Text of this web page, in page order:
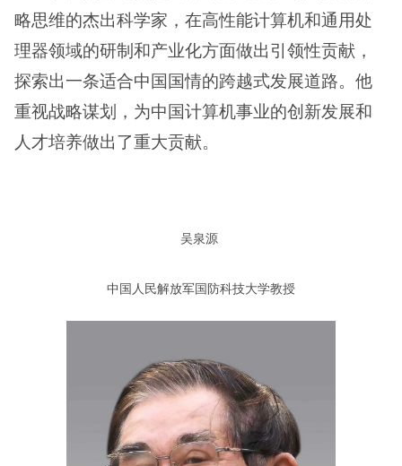
略思维的杰出科学家，在高性能计算机和通用处
理器领域的研制和产业化方面做出引领性贡献，
探索出一条适合中国国情的跨越式发展道路。他
重视战略谋划，为中国计算机事业的创新发展和
人才培养做出了重大贡献。
吴泉源
中国人民解放军国防科技大学教授